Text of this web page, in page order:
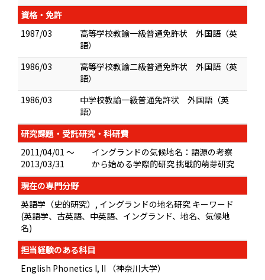
資格・免許
1987/03
高等学校教諭一級普通免許状 外国語（英
語）
1986/03
高等学校教諭二級普通免許状 外国語（英
語）
1986/03
中学校教諭一級普通免許状 外国語（英
語）
研究課題・受託研究・科研費
2011/04/01 ～
2013/03/31
イングランドの気候地名：語源の考察
から始める学際的研究 挑戦的萌芽研究
現在の専門分野
英語学（史的研究）, イングランドの地名研究 キーワード
(英語学、古英語、中英語、イングランド、地名、気候地
名)
担当経験のある科目
English Phonetics I, II （神奈川大学）